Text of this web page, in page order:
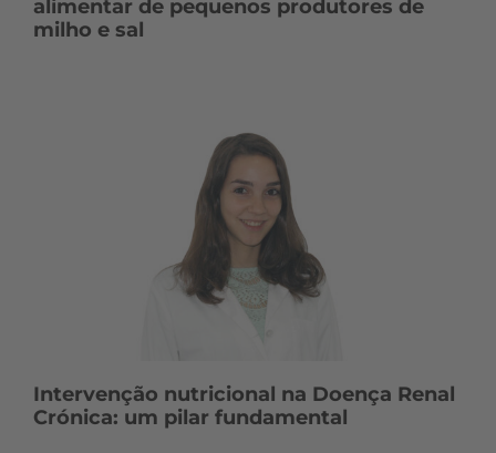
alimentar de pequenos produtores de
milho e sal
Intervenção nutricional na Doença Renal
Crónica: um pilar fundamental